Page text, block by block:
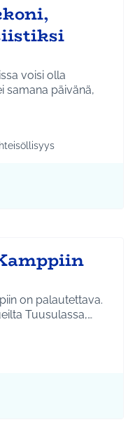
voisi olla
samana päivänä,
Tuusula
mukaan: Hyvinvointi ja
on palautettava.
Tuusulassa,…
Tuusula
mukaan: Infra ja liikenne